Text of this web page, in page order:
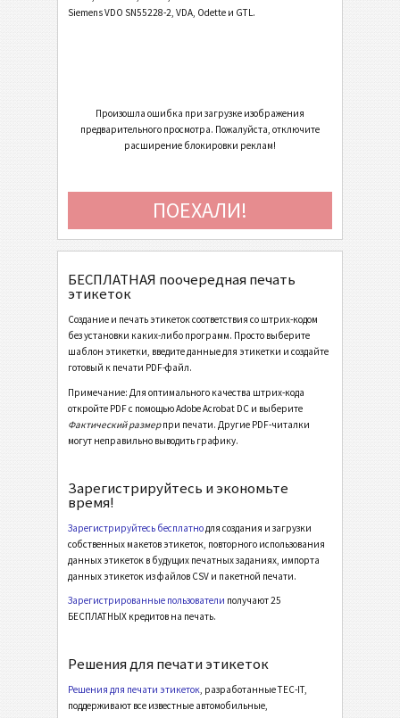
Galia
B BOSCH
MAT Этикетки MAT
MAT Datamatrix Label 70*48
MAT Datamatrix Label 110*40
MAT Datamatrix Label 120*60
MAT Datamatrix Label KLT
MAT Datamatrix Master Label
MAT PDF417 Label 100*40
LTO
Этикетки LTO
I Инвентарные этикетки
€ SEPA мандат
Siemens VDO SN55228-2, VDA, Odette и GTL.
Произошла ошибка при загрузке изображения
предварительного просмотра. Пожалуйста, отключите
расширение блокировки реклам!
ПОЕХАЛИ!
БЕСПЛАТНАЯ поочередная печать
этикеток
Создание и печать этикеток соответствия со штрих-кодом
без установки каких-либо программ. Просто выберите
шаблон этикетки, введите данные для этикетки и создайте
готовый к печати PDF-файл.
Примечание: Для оптимального качества штрих-кода
откройте PDF с помощью Adobe Acrobat DC и выберите
Фактический размерпри печати. Другие PDF-читалки
могут неправильно выводить графику.
Зарегистрируйтесь и экономьте
время!
Зарегистрируйтесь бесплатнодля создания и загрузки
собственных макетов этикеток, повторного использования
данных этикеток в будущих печатных заданиях, импорта
данных этикеток из файлов CSV и пакетной печати.
Зарегистрированные пользователи получают 25
БЕСПЛАТНЫХ кредитов на печать.
Решения для печати этикеток
Решения для печати этикеток, разработанные TEC-IT,
поддерживают все известные автомобильные,